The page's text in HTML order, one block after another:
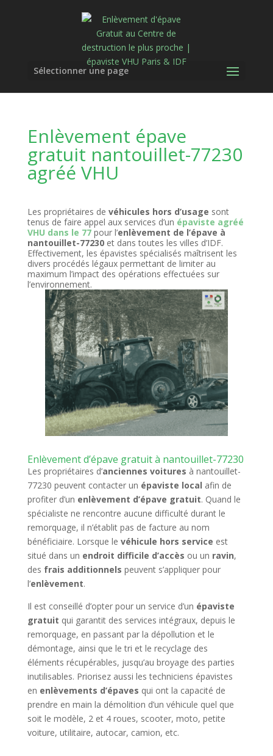
Sélectionner une page
Enlèvement épave
gratuit nantouillet-77230
agréé VHU
Les propriétaires de véhicules hors d’usage sont
tenus de faire appel aux services d’un épaviste agréé
VHU dans le 77pour l’enlèvement de l’épave à
nantouillet-77230 et dans toutes les villes d’IDF.
Effectivement, les épavistes spécialisés maîtrisent les
divers procédés légaux permettant de limiter au
maximum l’impact des opérations effectuées sur
l’environnement.
Enlèvement d’épave gratuit à nantouillet-77230
Les propriétaires d’anciennes voitures à nantouillet-
77230 peuvent contacter un épaviste local afin de
profiter d’un enlèvement d’épave gratuit. Quand le
spécialiste ne rencontre aucune difficulté durant le
remorquage, il n’établit pas de facture au nom
bénéficiaire. Lorsque le véhicule hors service est
situé dans un endroit difficile d’accès ou un ravin,
des frais additionnels peuvent s’appliquer pour
l’enlèvement.
Il est conseillé d’opter pour un service d’un épaviste
gratuit qui garantit des services intégraux, depuis le
remorquage, en passant par la dépollution et le
démontage, ainsi que le tri et le recyclage des
éléments récupérables, jusqu’au broyage des parties
inutilisables. Priorisez aussi les techniciens épavistes
en enlèvements d’épaves qui ont la capacité de
prendre en main la démolition d’un véhicule quel que
soit le modèle, 2 et 4 roues, scooter, moto, petite
voiture, utilitaire, autocar, camion, etc.